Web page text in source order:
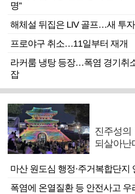
명”
해체설 뒤집은 LIV 골프…새 투자
프로야구 취소…11일부터 재개
라커룸 냉탕 등장…폭염 경기취
잡
진주성
되살아난
마산 원도심 행정·주거복합단지
폭염에 온열질환 등 안전사고 우